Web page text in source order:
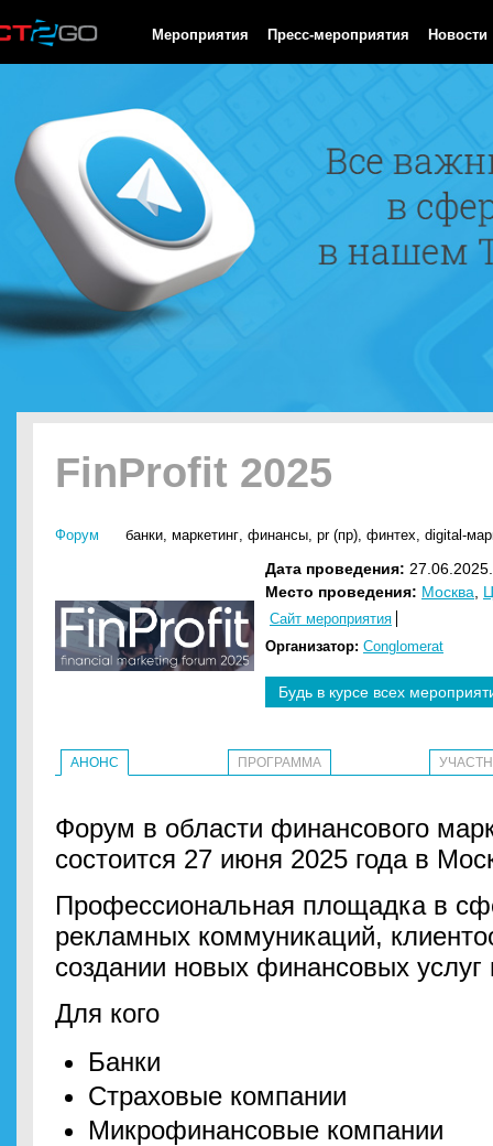
Мероприятия Пресс-мероприятия Новости
FinProfit 2025
Форум банки, маркетинг, финансы, pr (пр), финтех, digital-
Дата проведения:
Место проведения: Москва
Сайт мероприятия
Организатор: Conglomerat
Будь в курсе всех
АНОНС ПРОГРАММА
Форум в области финансового
состоится 27 июня 2025 года в
Профессиональная площадка в
рекламных коммуникаций,
создании новых финансовых услуг
Для кого
Банки
Страховые компании
Микрофинансовые компании